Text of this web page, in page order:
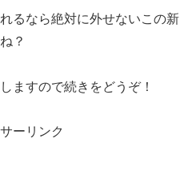
るなら絶対に外せないこの新
？
ますので続きをどうぞ！
ーリンク